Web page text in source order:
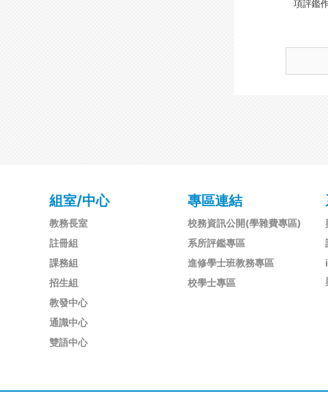
項評鑑
組室/中心
教務長室
註冊組
課務組
招生組
教發中心
通識中心
雙語中心
專區連結
校務資訊公開(學雜費專區)
系所評鑑專區
進修學士班教務專區
校學士專區